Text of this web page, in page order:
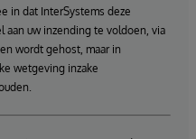
in dat InterSystems deze
aan uw inzending te voldoen, via
wordt gehost, maar in
wetgeving inzake